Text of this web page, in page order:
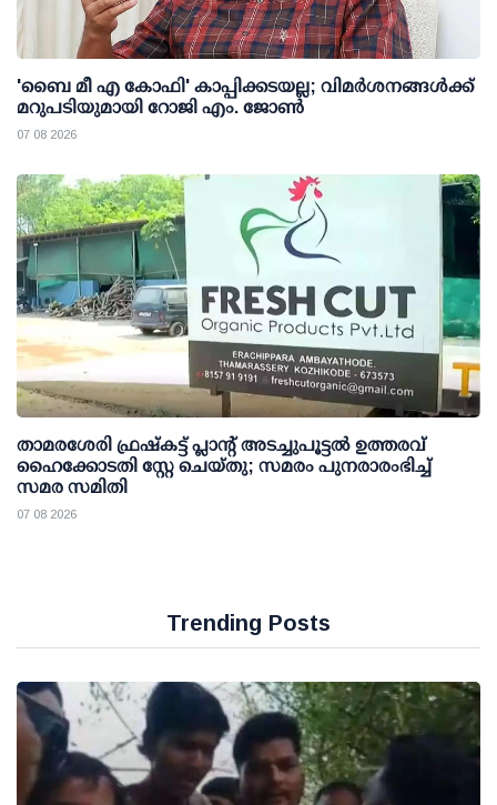
'ബൈ മീ എ കോഫി' കാപ്പിക്കടയല്ല; വിമര്‍ശനങ്ങള്‍ക്ക്
മറുപടിയുമായി റോജി എം. ജോണ്‍
07 08 2026
താമരശേരി ഫ്രഷ്കട്ട് പ്ലാന്റ് അടച്ചുപൂട്ടൽ ഉത്തരവ്
ഹൈക്കോടതി സ്റ്റേ ചെയ്തു; സമരം പുനരാരംഭിച്ച്
സമര സമിതി
07 08 2026
Trending Posts